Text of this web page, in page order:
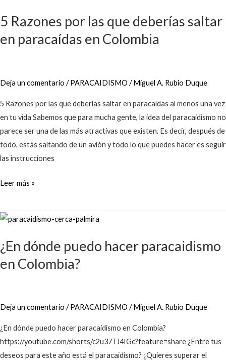
5 Razones por las que deberías saltar
en paracaídas en Colombia
Deja un comentario /PARACAIDISMO /Miguel A. Rubio Duque
5 Razones por las que deberías saltar en paracaídas al menos una vez
en tu vida Sabemos que para mucha gente, la idea del paracaidismo no
parece ser una de las más atractivas que existen. Es decir, después de
todo, estás saltando de un avión y todo lo que puedes hacer es seguir
las instrucciones
por
las
paracaídas
en
Colombia
Leer más »
¿En dónde puedo hacer paracaidismo
en Colombia?
Deja un comentario /PARACAIDISMO /Miguel A. Rubio Duque
¿En dónde puedo hacer paracaidismo en Colombia?
https://youtube.com/shorts/c2u37TJ4IGc?feature=share ¿Entre tus
deseos para este año está el paracaidismo? ¿Quieres superar el
¿En
puedo